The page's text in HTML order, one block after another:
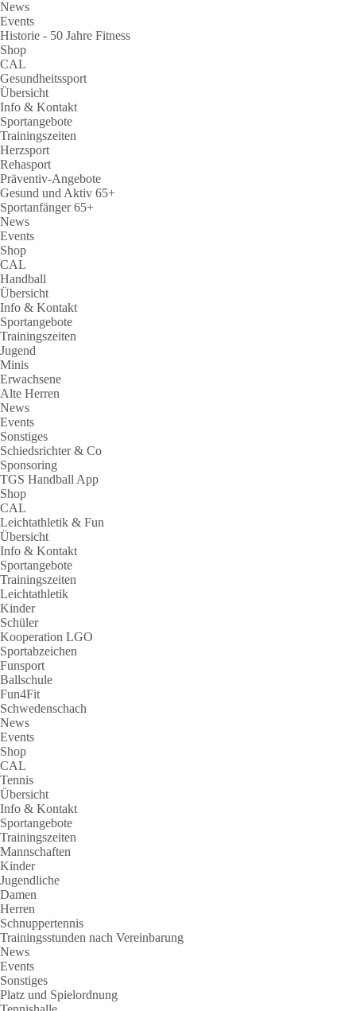
News
Events
Historie - 50 Jahre Fitness
Shop
CAL
Gesundheitssport
Übersicht
Info & Kontakt
Sportangebote
Trainingszeiten
Herzsport
Rehasport
Präventiv-Angebote
Gesund und Aktiv 65+
Sportanfänger 65+
News
Events
Shop
CAL
Handball
Übersicht
Info & Kontakt
Sportangebote
Trainingszeiten
Jugend
Minis
Erwachsene
Alte Herren
News
Events
Sonstiges
Schiedsrichter & Co
Sponsoring
TGS Handball App
Shop
CAL
Leichtathletik & Fun
Übersicht
Info & Kontakt
Sportangebote
Trainingszeiten
Leichtathletik
Kinder
Schüler
Kooperation LGO
Sportabzeichen
Funsport
Ballschule
Fun4Fit
Schwedenschach
News
Events
Shop
CAL
Tennis
Übersicht
Info & Kontakt
Sportangebote
Trainingszeiten
Mannschaften
Kinder
Jugendliche
Damen
Herren
Schnuppertennis
Trainingsstunden nach Vereinbarung
News
Events
Sonstiges
Platz und Spielordnung